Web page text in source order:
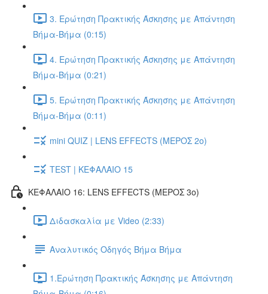
3. Ερώτηση Πρακτικής Άσκησης με Απάντηση
Βήμα-Βήμα (0:15)
4. Ερώτηση Πρακτικής Άσκησης με Απάντηση
Βήμα-Βήμα (0:21)
5. Ερώτηση Πρακτικής Άσκησης με Απάντηση
Βήμα-Βήμα (0:11)
mini QUIZ | LENS EFFECTS (ΜΕΡΟΣ 2o)
TEST | ΚΕΦΑΛΑΙΟ 15
ΚΕΦΑΛΑΙΟ 16: LENS EFFECTS (ΜΕΡΟΣ 3o)
Διδασκαλία με Video (2:33)
Αναλυτικός Οδηγός Βήμα Βήμα
1.Ερώτηση Πρακτικής Άσκησης με Απάντηση